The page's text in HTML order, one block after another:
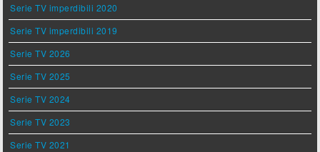
Serie TV imperdibili 2020
Serie TV imperdibili 2019
Serie TV 2026
Serie TV 2025
Serie TV 2024
Serie TV 2023
Serie TV 2021